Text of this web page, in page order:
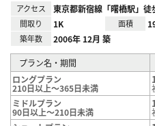
アクセス 東京都新宿線「曙橋駅」徒
間取り 1K 面積
築年数 2006年 12月 築
プラン名・期間
ロングプラン
210日以上～365日未満
ミドルプラン
90日以上～210日未満